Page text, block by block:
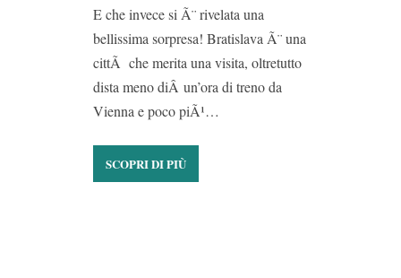
E che invece si Ã¨ rivelata una
bellissima sorpresa! Bratislava Ã¨ una
cittÃ che merita una visita, oltretutto
dista meno diÂ un’ora di treno da
Vienna e poco piÃ¹…
SCOPRI DI PIÙ